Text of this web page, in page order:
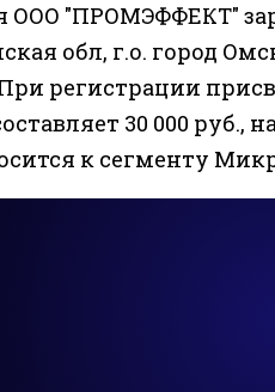
"ПРОМЭФФЕКТ"
обл, г.о. город
регистрации
30 000
к сегменту